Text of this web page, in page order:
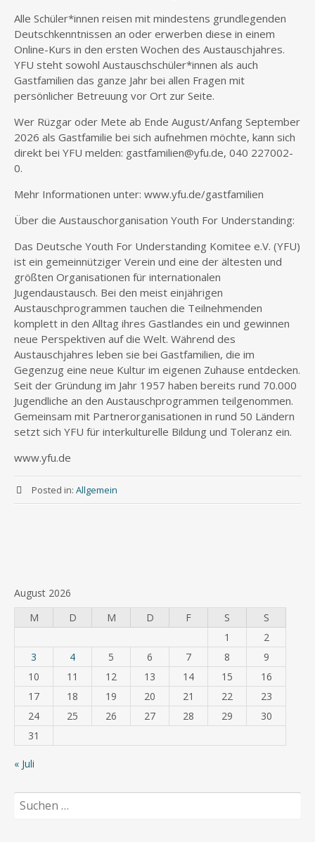
Alle Schüler*innen reisen mit mindestens grundlegenden
Deutschkenntnissen an oder erwerben diese in einem
Online-Kurs in den ersten Wochen des Austauschjahres.
YFU steht sowohl Austauschschüler*innen als auch
Gastfamilien das ganze Jahr bei allen Fragen mit
persönlicher Betreuung vor Ort zur Seite.
Wer Rüzgar oder Mete ab Ende August/Anfang September
2026 als Gastfamilie bei sich aufnehmen möchte, kann sich
direkt bei YFU melden: gastfamilien@yfu.de, 040 227002-
0.
Mehr Informationen unter: www.yfu.de/gastfamilien
Über die Austauschorganisation Youth For Understanding:
Das Deutsche Youth For Understanding Komitee e.V. (YFU)
ist ein gemeinnütziger Verein und eine der ältesten und
größten Organisationen für internationalen
Jugendaustausch. Bei den meist einjährigen
Austauschprogrammen tauchen die Teilnehmenden
komplett in den Alltag ihres Gastlandes ein und gewinnen
neue Perspektiven auf die Welt. Während des
Austauschjahres leben sie bei Gastfamilien, die im
Gegenzug eine neue Kultur im eigenen Zuhause entdecken.
Seit der Gründung im Jahr 1957 haben bereits rund 70.000
Jugendliche an den Austauschprogrammen teilgenommen.
Gemeinsam mit Partnerorganisationen in rund 50 Ländern
setzt sich YFU für interkulturelle Bildung und Toleranz ein.
www.yfu.de
Posted in: Allgemein
August 2026
M
D M D F S
S
1
2
3
4 5 6 7 8
9
10
11 12 13 14 15
16
17
18 19 20 21 22
23
24
25 26 27 28 29
30
31
« Juli
Suchen
nach: